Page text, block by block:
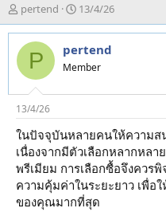
T
h
r
e
d
s
t
a
r
t
e
r
pertend
N
g
à
y
g
i
13/4/26
P pertend
Member
13/4/26
ในปัจจุบันหลายคนให้ความส
เนื่องจากมีตัวเลือกหลากหล
พรีเมียม การเลือกซื้อจึงควร
ความคุ้มค่าในระยะยาว เพื่
ของคุณมากที่สุด